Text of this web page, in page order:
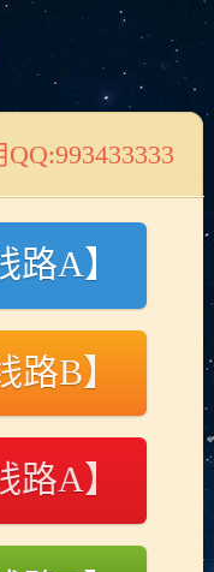
路A】
路B】
路A】